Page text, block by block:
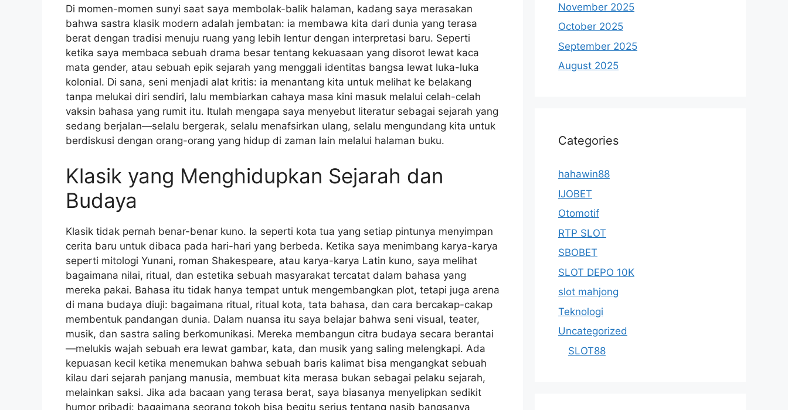
Di momen-momen sunyi saat saya membolak-balik halaman, kadang saya merasakan
bahwa sastra klasik modern adalah jembatan: ia membawa kita dari dunia yang terasa
berat dengan tradisi menuju ruang yang lebih lentur dengan interpretasi baru. Seperti
ketika saya membaca sebuah drama besar tentang kekuasaan yang disorot lewat kaca
mata gender, atau sebuah epik sejarah yang menggali identitas bangsa lewat luka-luka
kolonial. Di sana, seni menjadi alat kritis: ia menantang kita untuk melihat ke belakang
tanpa melukai diri sendiri, lalu membiarkan cahaya masa kini masuk melalui celah-celah
vaksin bahasa yang rumit itu. Itulah mengapa saya menyebut literatur sebagai sejarah yang
sedang berjalan—selalu bergerak, selalu menafsirkan ulang, selalu mengundang kita untuk
berdiskusi dengan orang-orang yang hidup di zaman lain melalui halaman buku.
Klasik yang Menghidupkan Sejarah dan
Budaya
Klasik tidak pernah benar-benar kuno. Ia seperti kota tua yang setiap pintunya menyimpan
cerita baru untuk dibaca pada hari-hari yang berbeda. Ketika saya menimbang karya-karya
seperti mitologi Yunani, roman Shakespeare, atau karya-karya Latin kuno, saya melihat
bagaimana nilai, ritual, dan estetika sebuah masyarakat tercatat dalam bahasa yang
mereka pakai. Bahasa itu tidak hanya tempat untuk mengembangkan plot, tetapi juga arena
di mana budaya diuji: bagaimana ritual, ritual kota, tata bahasa, dan cara bercakap-cakap
membentuk pandangan dunia. Dalam nuansa itu saya belajar bahwa seni visual, teater,
musik, dan sastra saling berkomunikasi. Mereka membangun citra budaya secara berantai
—melukis wajah sebuah era lewat gambar, kata, dan musik yang saling melengkapi. Ada
kepuasan kecil ketika menemukan bahwa sebuah baris kalimat bisa mengangkat sebuah
kilau dari sejarah panjang manusia, membuat kita merasa bukan sebagai pelaku sejarah,
melainkan saksi. Jika ada bacaan yang terasa berat, saya biasanya menyelipkan sedikit
humor pribadi: bagaimana seorang tokoh bisa begitu serius tentang nasib bangsanya
November 2025
October 2025
September 2025
August 2025
Categories
hahawin88
IJOBET
Otomotif
RTP SLOT
SBOBET
SLOT DEPO 10K
slot mahjong
Teknologi
Uncategorized
SLOT88